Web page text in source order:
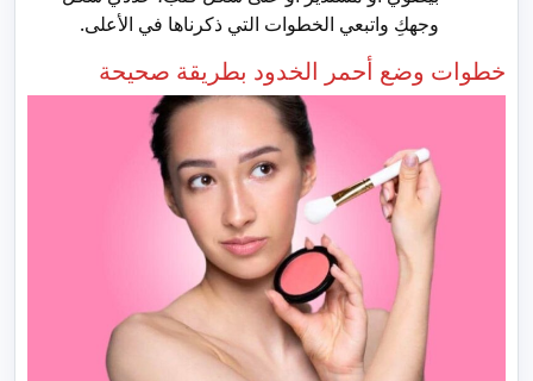
وجهكِ واتبعي الخطوات التي ذكرناها في الأعلى.
خطوات وضع أحمر الخدود بطريقة صحيحة